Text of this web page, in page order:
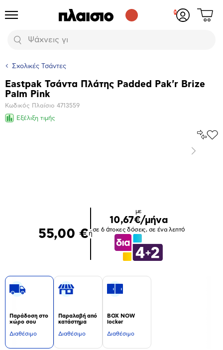
Προϊόντα
Αναζήτηση
Δες
Σχολικές Τσάντες
Βασικά
χαρακτηριστικά
Eastpak Τσάντα Πλάτης Padded Pak'r Brize
Palm Pink
Κωδικός Πλαίσιο 4713559
Εξέλιξη τιμής
Επόμενο
55,00 €ή
με
10,67€/μήνα
σε 6 άτοκες δόσεις, σε ένα λεπτό
Παράδοση στο
χώρο σου
Διαθέσιμο
Παραλαβή από
κατάστημα
Διαθέσιμο
BOX NOW
locker
Διαθέσιμο